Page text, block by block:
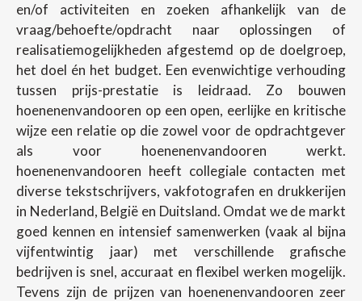
en/of activiteiten en zoeken afhankelijk van de
vraag/behoefte/opdracht naar oplossingen of
realisatiemogelijkheden afgestemd op de doelgroep,
het doel én het budget. Een evenwichtige verhouding
tussen prijs-prestatie is leidraad. Zo bouwen
hoenenenvandooren op een open, eerlijke en kritische
wijze een relatie op die zowel voor de opdrachtgever
als voor hoenenenvandooren werkt.
hoenenenvandooren heeft collegiale contacten met
diverse tekstschrijvers, vakfotografen en drukkerijen
in Nederland, België en Duitsland. Omdat we de markt
goed kennen en intensief samenwerken (vaak al bijna
vijfentwintig jaar) met verschillende grafische
bedrijven is snel, accuraat en flexibel werken mogelijk.
Tevens zijn de prijzen van hoenenenvandooren zeer